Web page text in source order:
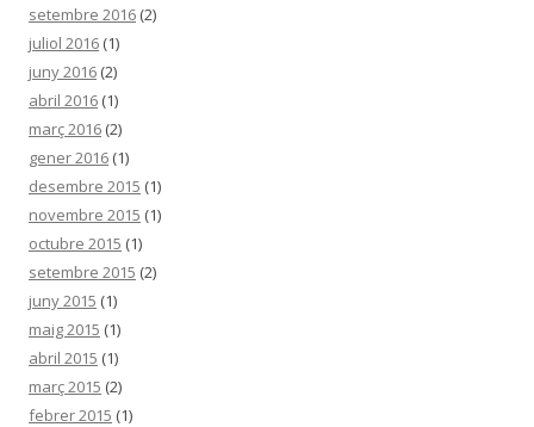
setembre 2016 (2)
juliol 2016 (1)
juny 2016 (2)
abril 2016 (1)
març 2016 (2)
gener 2016 (1)
desembre 2015 (1)
novembre 2015 (1)
octubre 2015 (1)
setembre 2015 (2)
juny 2015 (1)
maig 2015 (1)
abril 2015 (1)
març 2015 (2)
febrer 2015 (1)